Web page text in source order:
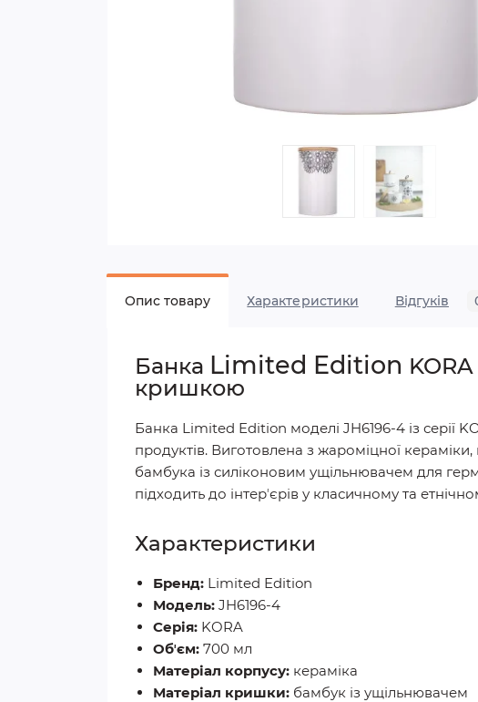
Опис товару Характеристики Відгуків
Банка Limited Edition
кришкою
Банка Limited Edition моделі JH6196-4 із серії
продуктів. Виготовлена з жароміцної
бамбука із силіконовим ущільнювачем для
підходить до інтерʼєрів у класичному та
Характеристики
Бренд: Limited Edition
Модель: JH6196-4
Серія: KORA
Обʼєм: 700 мл
Матеріал корпусу: кераміка
Матеріал кришки: бамбук із ущільнювачем